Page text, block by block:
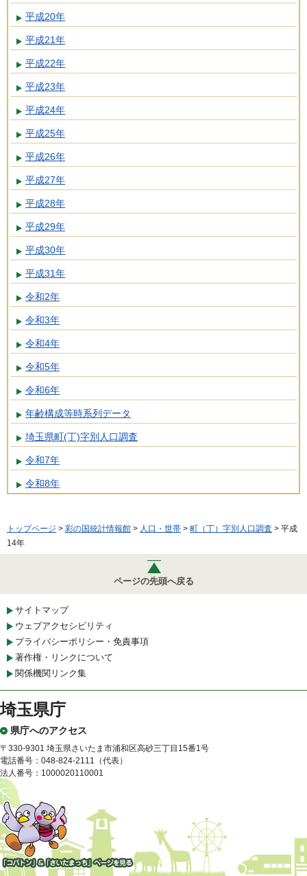
平成20年
平成21年
平成22年
平成23年
平成24年
平成25年
平成26年
平成27年
平成28年
平成29年
平成30年
平成31年
令和2年
令和3年
令和4年
令和5年
令和6年
年齢構成等時系列データ
埼玉県町(丁)字別人口調査
令和7年
令和8年
トップページ > 彩の国統計情報館 > 人口・世帯 > 町（丁）字別人口調査 > 平成
14年
ページの先頭へ戻る
サイトマップ
ウェブアクセシビリティ
プライバシーポリシー・免責事項
著作権・リンクについて
関係機関リンク集
埼玉県庁
県庁へのアクセス
〒330-9301 埼玉県さいたま市浦和区高砂三丁目15番1号
電話番号：048-824-2111（代表）
法人番号：1000020110001
「コバトン」&「さいたまっ